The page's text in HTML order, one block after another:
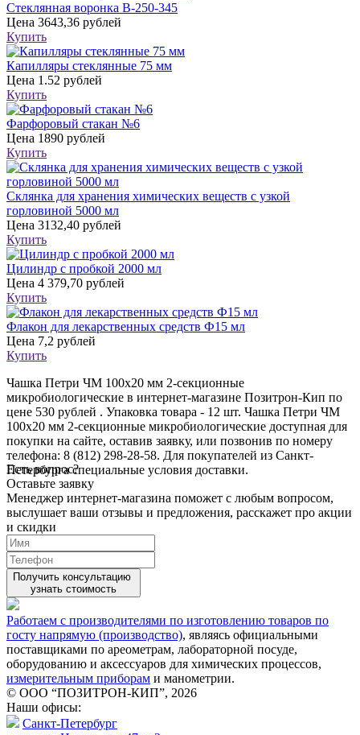
Стеклянная воронка В-250-345
Цена 3643,36 рублей
Купить
Капилляры стеклянные 75 мм
Цена 1.52 рублей
Купить
Фарфоровый стакан №6
Цена 1890 рублей
Купить
Склянка для хранения химических веществ с узкой
горловиной 5000 мл
Цена 3132,40 рублей
Купить
Цилиндр с пробкой 2000 мл
Цена 4 379,70 рублей
Купить
Флакон для лекарственных средств Ф15 мл
Цена 7,2 рублей
Купить
Чашка Петри ЧМ 100х20 мм 2-секционные
микробиологические в интернет-магазине Позитрон-Кип по
цене 530 рублей . Упаковка товара - 12 шт. Чашка Петри ЧМ
100х20 мм 2-секционные микробиологические доступная для
покупки на сайте, оставив заявку, или позвонив по номеру
телефона: 8 (812) 298-28-58. Для покупателей из Санкт-
Петербурга специальные условия доставки.
Есть вопрос?
Оставьте заявку
Менеджер интернет-магазина поможет с любым вопросом,
выслушает ваши отзывы и предложения, расскажет про акции
и скидки
Получить консультацию
узнать стоимость
Работаем с производителями по изготовлению товаров по
госту напрямую (производство), являясь официальными
поставщиками по ареометрам, лабораторной посуде,
оборудованию и аксессуаров для химических процессов,
измерительным приборам и манометрии.
© ООО “ПОЗИТРОН-КИП”, 2026
Наши офисы:
Санкт-Петербург